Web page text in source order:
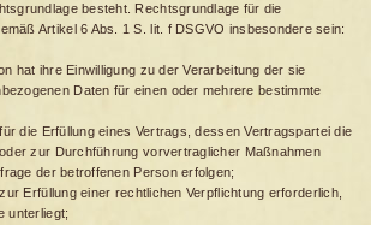
besteht. Rechtsgrundlage für die
Artikel 6 Abs. 1 S. lit. f DSGVO insbesondere sein:
hat ihre Einwilligung zu der Verarbeitung der sie
Daten für einen oder mehrere bestimmte
die Erfüllung eines Vertrags, dessen Vertragspartei die
zur Durchführung vorvertraglicher Maßnahmen
der betroffenen Person erfolgen;
Erfüllung einer rechtlichen Verpflichtung erforderlich,
unterliegt;